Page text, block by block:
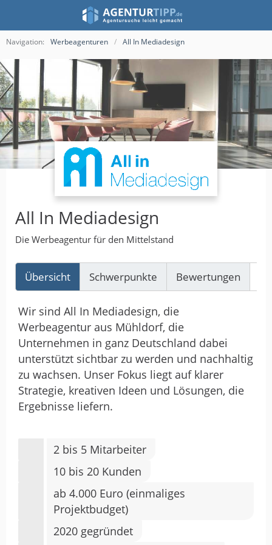
Navigation: Werbeagenturen All In Mediadesign
All In Mediadesign
Die Werbeagentur für den Mittelstand
Übersicht Schwerpunkte Bewertungen
Wir sind All In Mediadesign, die
Werbeagentur aus Mühldorf, die
Unternehmen in ganz Deutschland dabei
unterstützt sichtbar zu werden und nachhaltig
zu wachsen. Unser Fokus liegt auf klarer
Strategie, kreativen Ideen und Lösungen, die
Ergebnisse liefern.
2 bis 5 Mitarbeiter
10 bis 20 Kunden
ab 4.000 Euro (einmaliges
Projektbudget)
2020 gegründet